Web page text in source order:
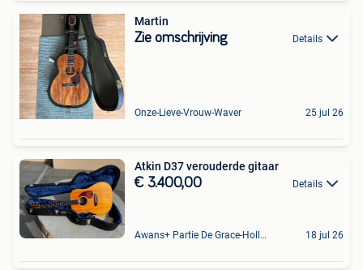
Martin
Zie omschrijving Details
Onze-Lieve-Vrouw-Waver 25 jul 26
Atkin D37 verouderde gitaar
€ 3.400,00 Details
Awans+ Partie De Grace-Hollogne 18 jul 26